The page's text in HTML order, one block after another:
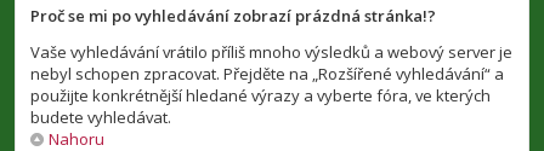
Proč se mi po vyhledávání zobrazí prázdná stránka!?
Vaše vyhledávání vrátilo příliš mnoho výsledků a webový server je
nebyl schopen zpracovat. Přejděte na „Rozšířené vyhledávání“ a
použijte konkrétnější hledané výrazy a vyberte fóra, ve kterých
budete vyhledávat.
Nahoru